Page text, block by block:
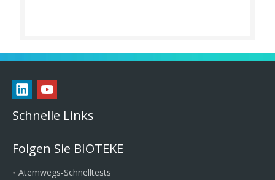
Schnelle Links
Folgen Sie BIOTEKE
Atemwegs-Schnelltests